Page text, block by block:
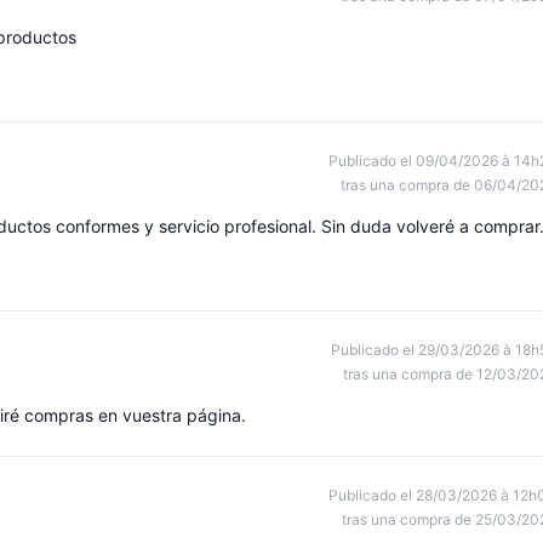
Publicado el 09/04/2026 à
tras una compra de 06/04/
conformes y servicio profesional. Sin duda volveré a comprar.
Publicado el 29/03/2026 à
tras una compra de 12/03/
compras en vuestra página.
Publicado el 28/03/2026 à
tras una compra de 25/03/